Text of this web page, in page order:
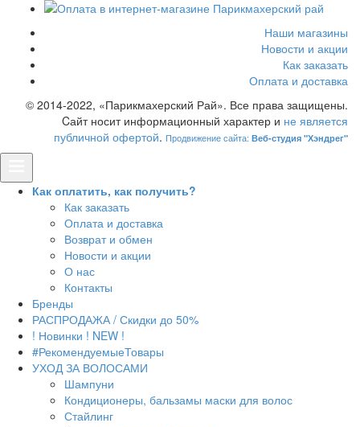
Наши магазины
Новости и акции
Как заказать
Оплата и доставка
© 2014-2022, «Парикмахерский Рай». Все права защищены.
Cайт носит информационный характер и не является
публичной офертой. Продвижение сайта: Веб-студия "Хэндрег"
Как оплатить, как получить?
Как заказать
Оплата и доставка
Возврат и обмен
Новости и акции
О нас
Контакты
Бренды
РАСПРОДАЖА / Скидки до 50%
! Новинки ! NEW !
#РекомендуемыеТовары
УХОД ЗА ВОЛОСАМИ
Шампуни
Кондиционеры, бальзамы маски для волос
Стайлинг